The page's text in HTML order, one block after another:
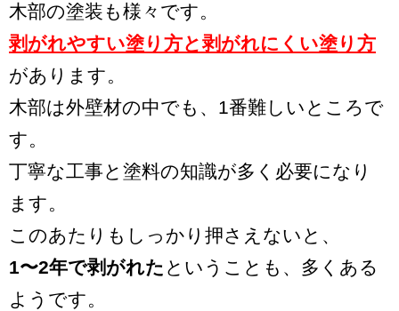
木部の塗装も様々です。
剥がれやすい塗り方と剥がれにくい塗り方
があります。
木部は外壁材の中でも、1番難しいところで
す。
丁寧な工事と塗料の知識が多く必要になり
ます。
このあたりもしっかり押さえないと、
1〜2年で剥がれた ということも、多くある
ようです。